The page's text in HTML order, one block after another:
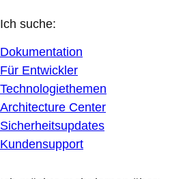
Ich suche:
Dokumentation
Für Entwickler
Technologiethemen
Architecture Center
Sicherheitsupdates
Kundensupport